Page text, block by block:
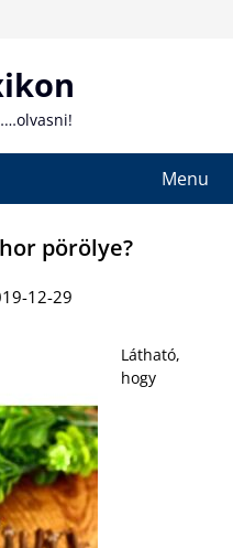
Menu
pörölye?
12-29
Látható,
hogy